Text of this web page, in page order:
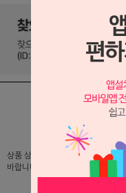
상품 상세 설명 및 실제 구매 가격
바랍니다.